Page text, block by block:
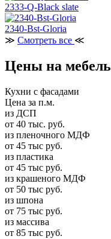
2333-Q-Black slate
2340-Bst-Gloria
≫ Смотреть все ≪
Цены на мебель
Кухни с фасадами
Цена за п.м.
из ДСП
от 40 тыс. руб.
из пленочного МДФ
от 45 тыс руб.
из пластика
от 45 тыс руб.
из крашеного МДФ
от 50 тыс руб.
из шпона
от 75 тыс руб.
из массива
от 85 тыс руб.